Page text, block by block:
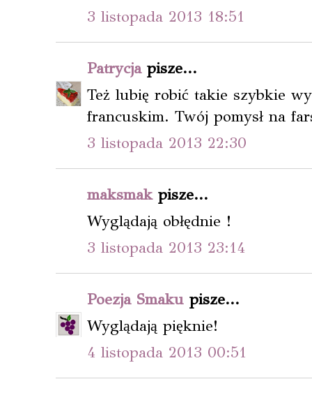
3 listopada 2013 18:51
Patrycjapisze...
Też lubię robić takie szybkie
francuskim. Twój pomysł na
3 listopada 2013 22:30
maksmakpisze...
Wyglądają obłędnie !
3 listopada 2013 23:14
Poezja Smaku pisze...
Wyglądają pięknie!
4 listopada 2013 00:51